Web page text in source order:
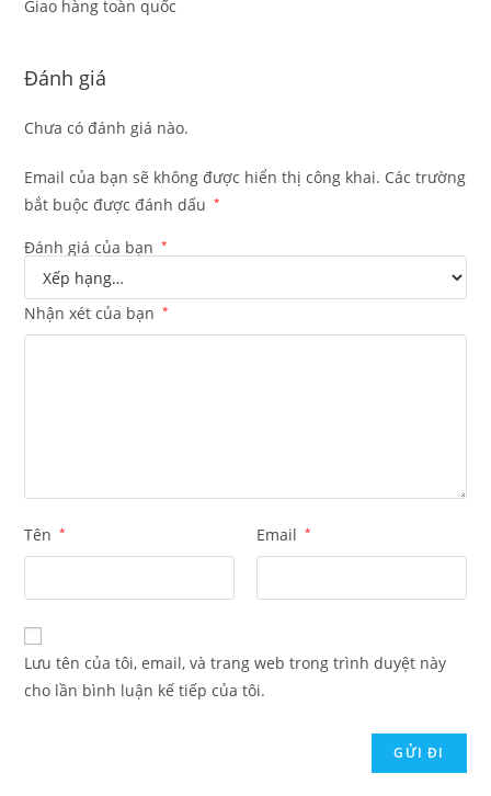
Giao hàng toàn quốc
Đánh giá
Chưa có đánh giá nào.
Email của bạn sẽ không được hiển thị công khai. Các trường
bắt buộc được đánh dấu
*
Đánh giá của bạn *
Nhận xét của bạn *
Tên * Email *
Lưu tên của tôi, email, và trang web trong trình duyệt này
cho lần bình luận kế tiếp của tôi.